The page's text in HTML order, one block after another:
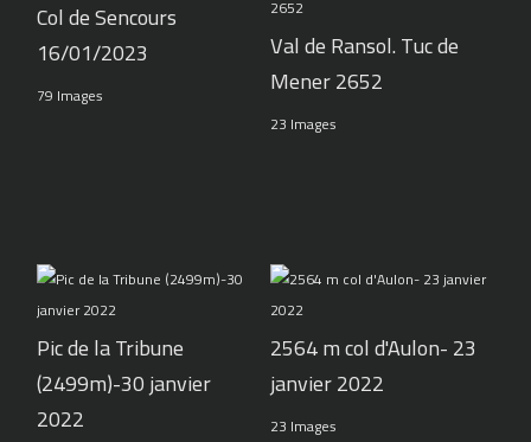
Col de Sencours
16/01/2023
79 Images
Val de Ransol. Tuc de
Mener 2652
23 Images
Pic de la Tribune
(2499m)-30 janvier
2022
2564 m col d'Aulon- 23
janvier 2022
23 Images